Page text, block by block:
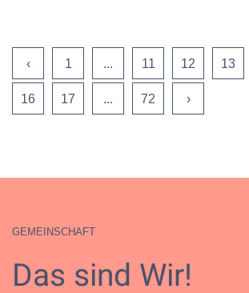
‹ 1 ... 11 12 13
16 17 ... 72 ›
GEMEINSCHAFT
Das sind Wir!